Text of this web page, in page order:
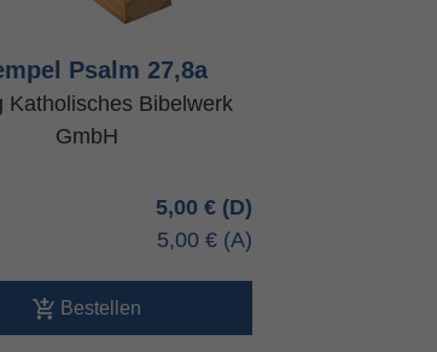
Psalm 27,8a
Katholisches Bibelwerk
GmbH
5,00 €
5,00 €
Bestellen